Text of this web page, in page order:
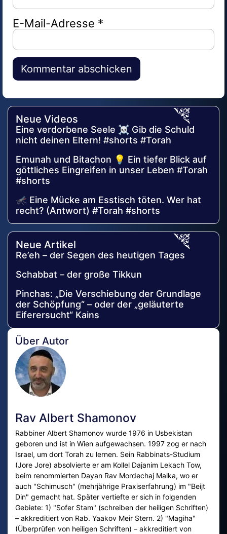
E-Mail-Adresse *
Alternative:
Neue Videos
Eine verdorbene Seele ☠️ Gib die Schuld
nicht deinen Eltern! #shorts #Torah
Emunah und Bitachon 💡 Ein tiefer Blick auf
göttliches Eingreifen in unser Leben #Torah
#shorts
🦟 Eine Mücke am Esstisch töten. Wer hat
recht? (Antwort) #Torah #shorts
Neue Artikel
Re’eh – der Segen des heutigen Tages
Schabbat – der große Tikkun
Pinchas: „Die Verschiebung der Grundlage
der Schöpfung“ – oder der „geläuterte
Eiferersucht“ Kains
Über Autor
Rav Albert Shamonov
Rabbiner Albert Shamonov wurde 1976 in Usbekistan
geboren und ist in Wien aufgewachsen. 1997 zog er nach
Israel, um dort Torah zu lernen. Sein Rabbinats-Studium
(Jore Jore) absolvierte er am Kollel Dajanim Lekach Tow,
beim renommierten Dayan Rav Mordechaj Malka, wo er
auch "Schimusch" (mehrjährige Praxiserfahrung) im "Beijt
Din" gemacht hat. Später vertiefte er sich in folgenden
Gebiete: 1) "Sofer Stam" (schreiben der heiligen Schriften)
– akkreditiert von Rab. Yaakov Meir Stern. 2) "Magiha"
(Überprüfen von heiligen Schriften) – akkreditiert von